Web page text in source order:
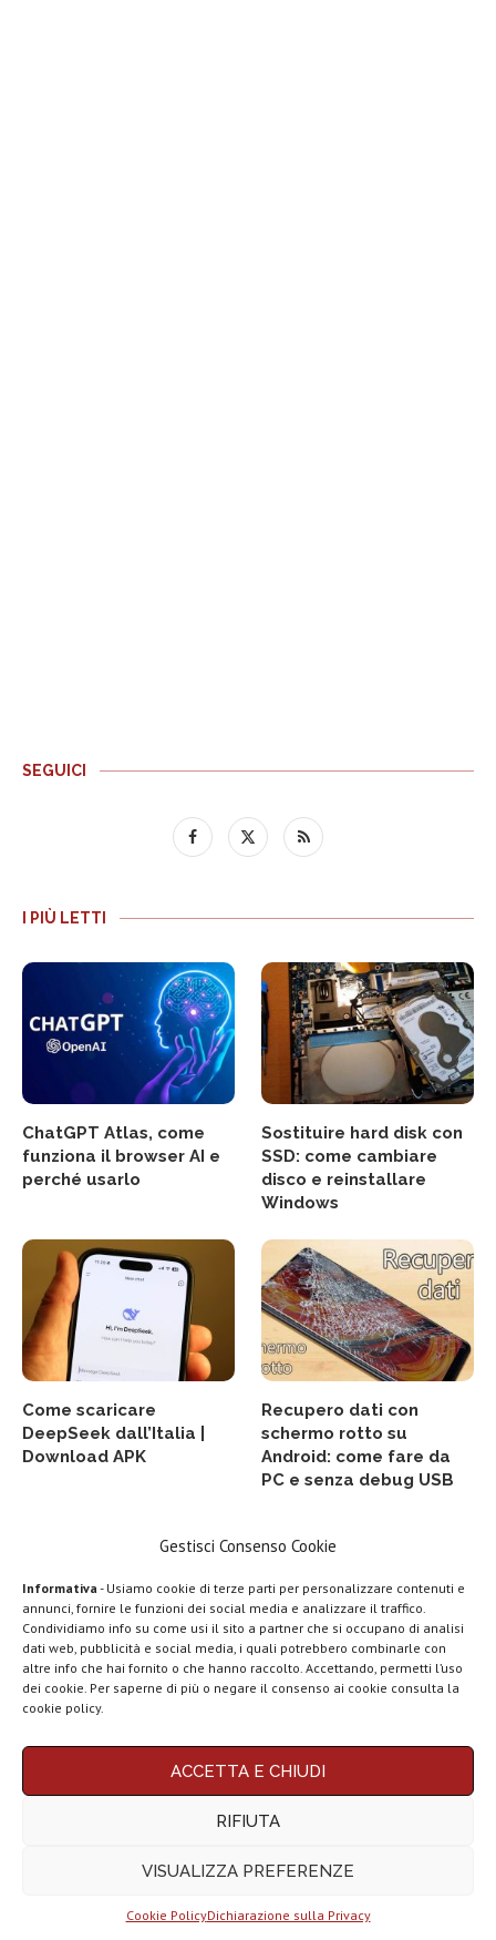
Gestisci Consenso Cookie
Informativa - Usiamo cookie di terze parti per personalizzare contenuti e
annunci, fornire le funzioni dei social media e analizzare il traffico.
Condividiamo info su come usi il sito a partner che si occupano di analisi
dati web, pubblicità e social media, i quali potrebbero combinarle con
altre info che hai fornito o che hanno raccolto. Accettando, permetti l’uso
dei cookie. Per saperne di più o negare il consenso ai cookie consulta la
cookie policy.
ACCETTA E CHIUDI
RIFIUTA
VISUALIZZA PREFERENZE
Cookie PolicyDichiarazione sulla Privacy
SEGUICI
I PIÙ LETTI
ChatGPT Atlas, come
funziona il browser AI e
perché usarlo
Sostituire hard disk con
SSD: come cambiare
disco e reinstallare
Windows
Come scaricare
DeepSeek dall’Italia |
Download APK
Recupero dati con
schermo rotto su
Android: come fare da
PC e senza debug USB
Miglior smartphone Android del
2025 | Classifica e guida acquisti
disegnare con penna
Top 5 migliori smartphone per
LEGGI ANCHE
Top 5 migliori
Top 5 migliori TV